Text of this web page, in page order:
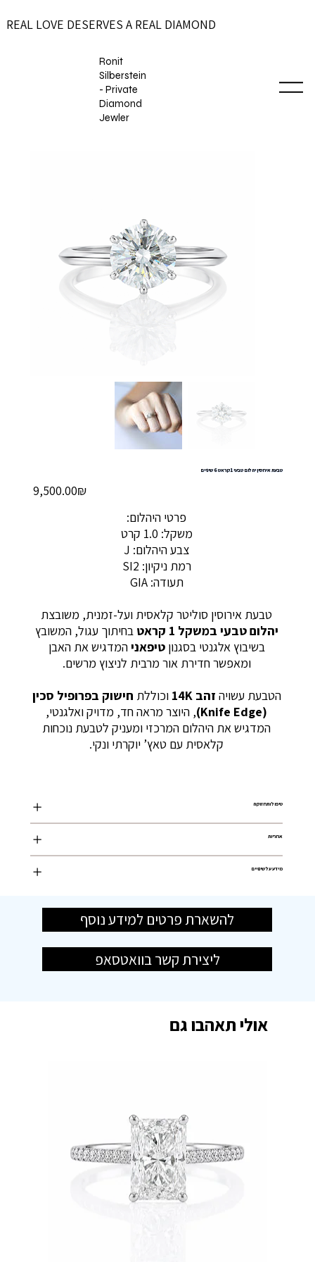
REAL LOVE DESERVES A REAL DIAMOND
Ronit
Silberstein
- Private
Diamond
Jewler
טבעת אירוסין יהלום טבעי 1 קראט 6 שיניים
‏9,500.00 ‏₪
פרטי היהלום:
משקל: 1.0 קרט
צבע היהלום: J
רמת ניקיון: SI2
תעודה: GIA
טבעת אירוסין סוליטר קלאסית ועל-זמנית, משובצת
יהלום טבעי במשקל 1 קראט
בחיתוך עגול, המשובץ
בשיבוץ אלגנטי בסגנוןטיפאניהמדגיש את האבן
ומאפשר חדירת אור מרבית לניצוץ מרשים.
הטבעת עשויה זהב 14K וכוללת חישוק בפרופיל סכין
(Knife Edge)
, היוצר מראה חד, מדויק ואלגנטי,
המדגיש את היהלום המרכזי ומעניק לטבעת נוכחות
קלאסית עם טאץ’ יוקרתי ונקי.
טיפול ותחזוקה
אחריות
מידע על שינויים
להשארת פרטים למידע נוסף
ליצירת קשר בוואטסאפ
אולי תאהבו גם